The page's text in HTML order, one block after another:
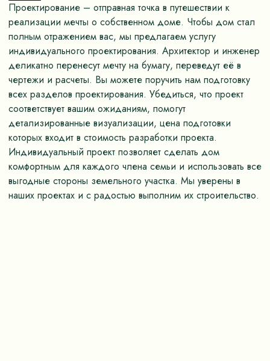
Проектирование – отправная точка в путешествии к
реализации мечты о собственном доме. Чтобы дом стал
полным отражением вас, мы предлагаем услугу
индивидуального проектирования. Архитектор и инженер
деликатно перенесут мечту на бумагу, переведут её в
чертежи и расчеты. Вы можете поручить нам подготовку
всех разделов проектирования. Убедиться, что проект
соответствует вашим ожиданиям, помогут
детализированные визуализации, цена подготовки
которых входит в стоимость разработки проекта.
Индивидуальный проект позволяет сделать дом
комфортным для каждого члена семьи и использовать все
выгодные стороны земельного участка. Мы уверены в
наших проектах и с радостью выполним их строительство.